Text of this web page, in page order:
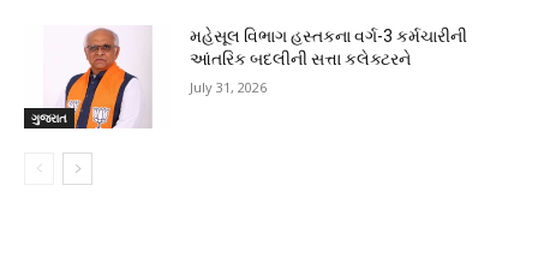
ગુજરાત
મહેસૂલ વિભાગ હસ્તકના વર્ગ-3 કર્મચારીની
આંતરિક બદલીની સત્તા કલેક્ટરને
July 31, 2026